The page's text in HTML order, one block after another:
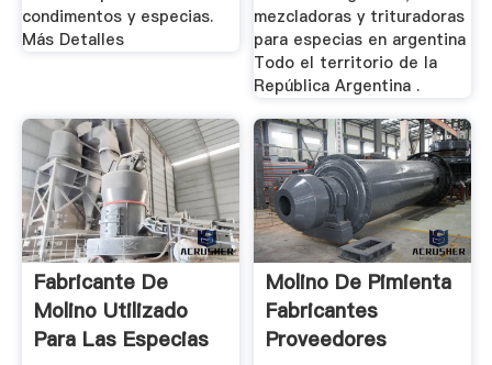
condimentos y especias.
Más Detalles
mezcladoras y trituradoras
para especias en argentina
Todo el territorio de la
República Argentina .
Fabricante De
Molino Utilizado
Para Las Especias
Molino De Pimienta
Fabricantes
Proveedores